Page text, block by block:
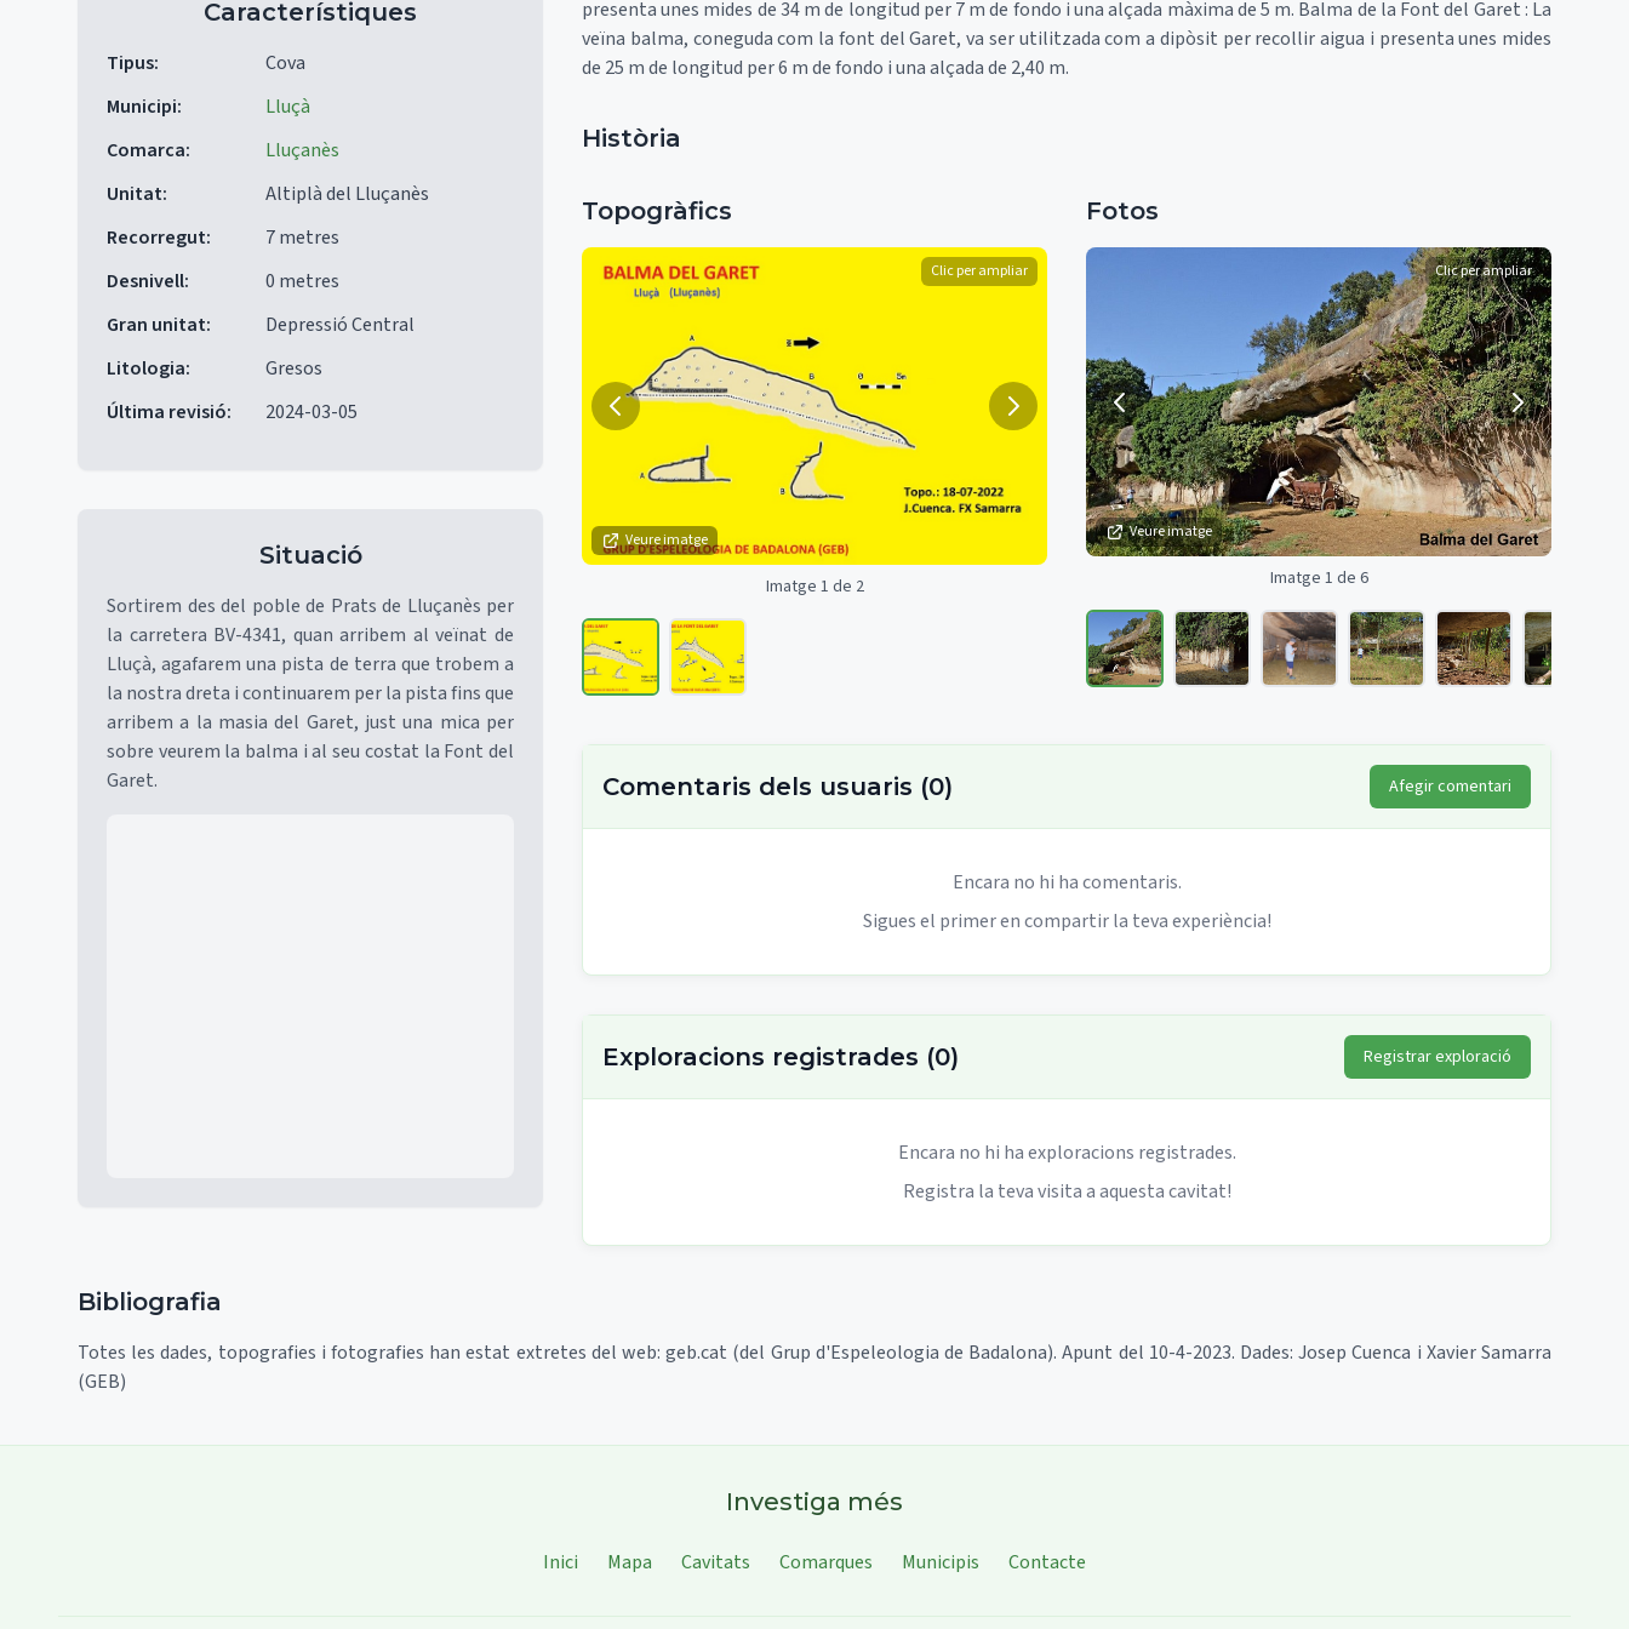
Característiques
Tipus:
Cova
Municipi:
Lluçà
Comarca:
Lluçanès
Unitat:
Altiplà del Lluçanès
Recorregut:
7 metres
Desnivell:
0 metres
Gran unitat:
Depressió Central
Litologia:
Gresos
Última revisió: 2024-03-05
Situació
Sortirem des del poble de Prats de Lluçanès per
la carretera BV-4341, quan arribem al veïnat de
Lluçà, agafarem una pista de terra que trobem a
la nostra dreta i continuarem per la pista fins que
arribem a la masia del Garet, just una mica per
sobre veurem la balma i al seu costat la Font del
Garet.
presenta unes mides de 34 m de longitud per 7 m de fondo i una alçada màxima de 5 m. Balma de la Font del Garet : La
veïna balma, coneguda com la font del Garet, va ser utilitzada com a dipòsit per recollir aigua i presenta unes mides
de 25 m de longitud per 6 m de fondo i una alçada de 2,40 m.
Història
Topogràfics
Veure imatge
Clic per ampliar
Imatge 1 de 2
Fotos
Veure imatge
Clic per ampliar
Imatge 1 de 6
Comentaris dels usuaris (0) Afegir comentari
Encara no hi ha comentaris.
Sigues el primer en compartir la teva experiència!
Exploracions registrades (0) Registrar exploració
Encara no hi ha exploracions registrades.
Registra la teva visita a aquesta cavitat!
Bibliografia
Totes les dades, topografies i fotografies han estat extretes del web: geb.cat (del Grup d'Espeleologia de Badalona). Apunt del 10-4-2023. Dades: Josep Cuenca i Xavier Samarra
(GEB)
Investiga més
Inici Mapa Cavitats Comarques Municipis Contacte